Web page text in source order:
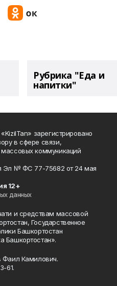
Рубрика "Еда и
напитки"
зарегистрировано
в сфере связи,
коммуникаций
Эл № ФС 77-75682 от 24 мая
12+
данных
и средствам массовой
Государственное
Башкортостан
Башкортостан».
Фаил Камилович.
61.